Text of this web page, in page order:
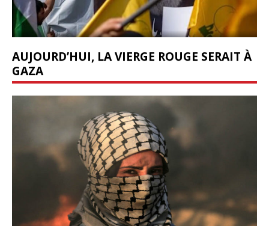
AUJOURD’HUI, LA VIERGE ROUGE SERAIT À
GAZA